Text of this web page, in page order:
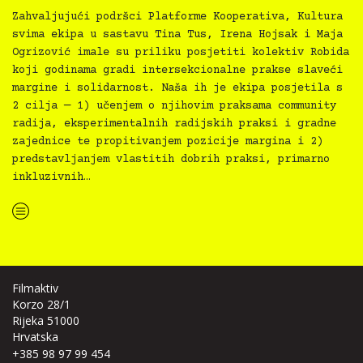
Zahvaljujući podršci Platforme Kooperativa, Kultura
svima ekipa u sastavu Tina Tus, Irena Hojsak i Maja
Ogrizović imale su priliku posjetiti kolektiv Robida
koji godinama gradi intersekcionalne prakse slaveći
margine i solidarnost. Naša ih je ekipa posjetila s
2 cilja — 1) učenjem o njihovim praksama community
radija, eksperimentalnih radijskih praksi i gradne
zajednice te propitivanjem pozicije margina i 2)
predstavljanjem vlastitih dobrih praksi, primarno
inkluzivnih…
“Kultura svima svugdje ekipa posjetila Radio Robidu”
Filmaktiv
Korzo 28/1
Rijeka 51000
Hrvatska
+385 98 97 99 454